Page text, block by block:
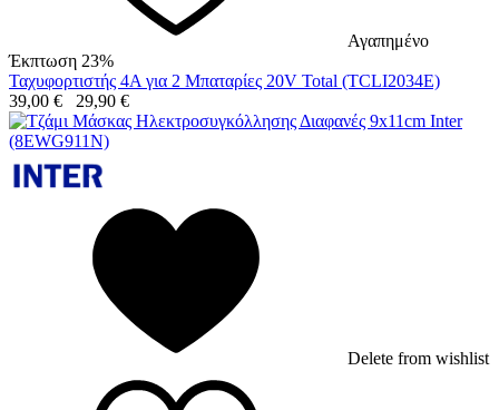
Αγαπημένο
Έκπτωση 23%
Ταχυφορτιστής 4A για 2 Μπαταρίες 20V Total (TCLI2034E)
39,00 € 29,90 €
Delete from wishlist